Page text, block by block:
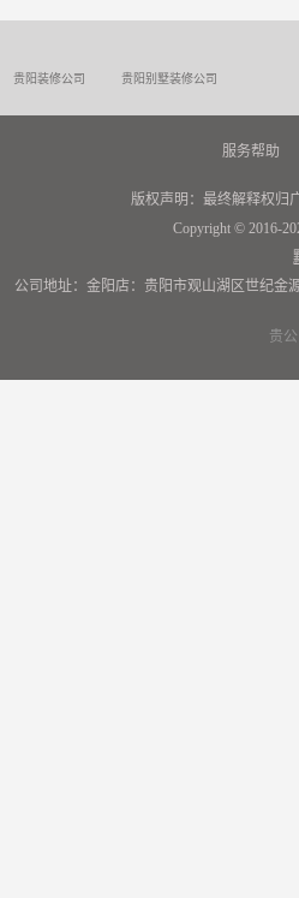
贵阳装修公司 贵阳别墅装修公司
服务帮助
版权声明：最终解释权归
Copyright © 2016-
公司地址：金阳店：贵阳市观山湖区世纪金
贵